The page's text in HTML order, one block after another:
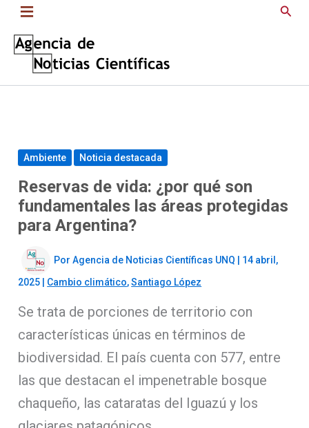
Saltar
contenido
Ambiente Noticia destacada
Reservas de vida: ¿por qué son
fundamentales las áreas protegidas
para Argentina?
PorAgencia de Noticias Científicas UNQ 14 abril,
2025 Cambio climático,Santiago López
Se trata de porciones de territorio con
características únicas en términos de
biodiversidad. El país cuenta con 577, entre
las que destacan el impenetrable bosque
chaqueño, las cataratas del Iguazú y los